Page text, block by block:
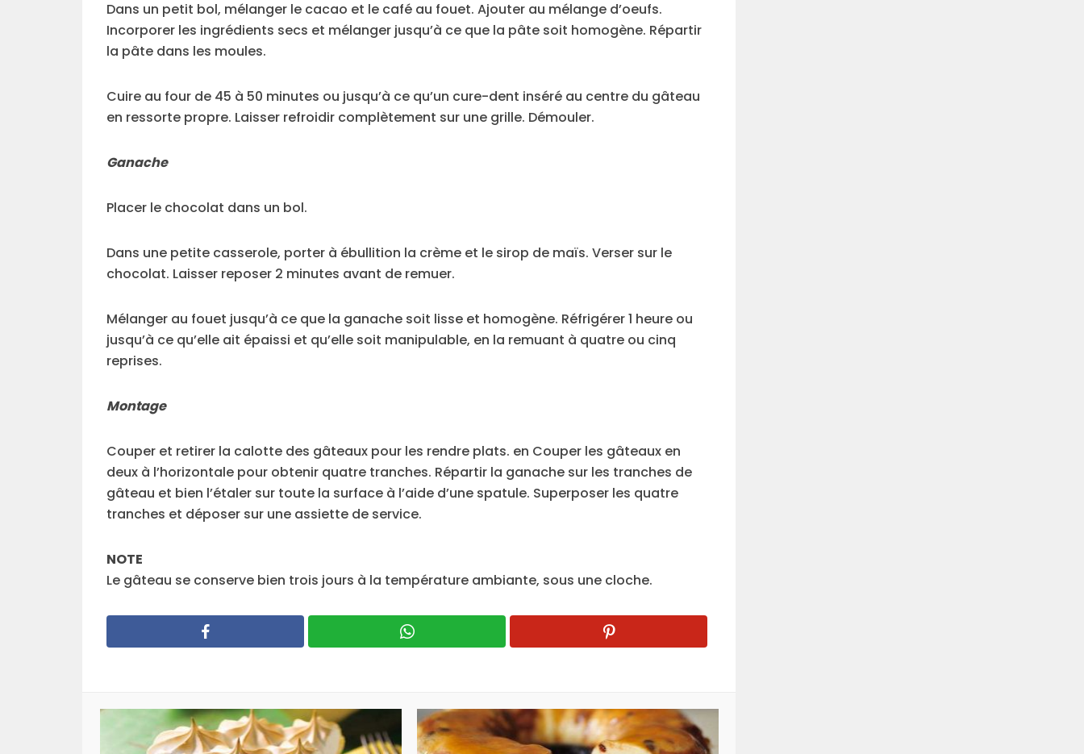
Dans un petit bol, mélanger le cacao et le café au fouet. Ajouter au mélange d’oeufs.
Incorporer les ingrédients secs et mélanger jusqu’à ce que la pâte soit homogène. Répartir
la pâte dans les moules.
Cuire au four de 45 à 50 minutes ou jusqu’à ce qu’un cure-dent inséré au centre du gâteau
en ressorte propre. Laisser refroidir complètement sur une grille. Démouler.
Ganache
Placer le chocolat dans un bol.
Dans une petite casserole, porter à ébullition la crème et le sirop de maïs. Verser sur le
chocolat. Laisser reposer 2 minutes avant de remuer.
Mélanger au fouet jusqu’à ce que la ganache soit lisse et homogène. Réfrigérer 1 heure ou
jusqu’à ce qu’elle ait épaissi et qu’elle soit manipulable, en la remuant à quatre ou cinq
reprises.
Montage
Couper et retirer la calotte des gâteaux pour les rendre plats. en Couper les gâteaux en
deux à l’horizontale pour obtenir quatre tranches. Répartir la ganache sur les tranches de
gâteau et bien l’étaler sur toute la surface à l’aide d’une spatule. Superposer les quatre
tranches et déposer sur une assiette de service.
NOTE
Le gâteau se conserve bien trois jours à la température ambiante, sous une cloche.